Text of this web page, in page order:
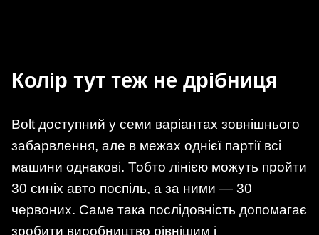
Колір тут теж не дрібниця
Bolt доступний у семи варіантах зовнішнього
забарвлення, але в межах однієї партії всі
машини однакові. Тобто лінією можуть пройти
30 синіх авто поспіль, а за ними — 30
червоних. Саме така послідовність допомагає
зробити виробництво рівнішим і